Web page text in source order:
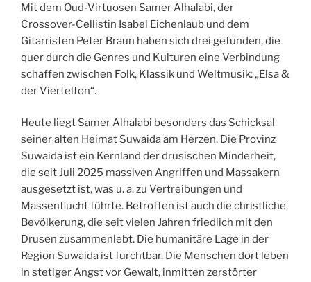
Mit dem Oud-Virtuosen Samer Alhalabi, der
Crossover-Cellistin Isabel Eichenlaub und dem
Gitarristen Peter Braun haben sich drei gefunden, die
quer durch die Genres und Kulturen eine Verbindung
schaffen zwischen Folk, Klassik und Weltmusik: „Elsa &
der Viertelton“.
Heute liegt Samer Alhalabi besonders das Schicksal
seiner alten Heimat Suwaida am Herzen. Die Provinz
Suwaida ist ein Kernland der drusischen Minderheit,
die seit Juli 2025 massiven Angriffen und Massakern
ausgesetzt ist, was u. a. zu Vertreibungen und
Massenflucht führte. Betroffen ist auch die christliche
Bevölkerung, die seit vielen Jahren friedlich mit den
Drusen zusammenlebt. Die humanitäre Lage in der
Region Suwaida ist furchtbar. Die Menschen dort leben
in stetiger Angst vor Gewalt, inmitten zerstörter